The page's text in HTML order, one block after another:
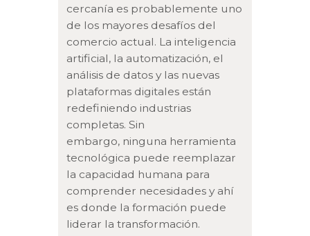
cercanía es probablemente uno
de los mayores desafíos del
comercio actual. La inteligencia
artificial, la automatización, el
análisis de datos y las nuevas
plataformas digitales están
redefiniendo industrias
completas. Sin
embargo, ninguna herramienta
tecnológica puede reemplazar
la capacidad humana para
comprender necesidades y ahí
es donde la formación puede
liderar la transformación.